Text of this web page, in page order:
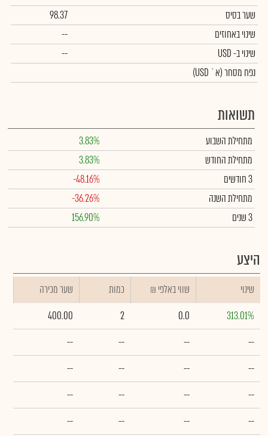
שער בסיס
98.37
שינוי באחוזים
--
שינויב- USD
--
נפח מסחר(א` USD)
תשואות
מתחילת השבוע
3.83%
מתחילת החודש
3.83%
3 חודשים
-48.16%
מתחילת השנה
-36.26%
3 שנים
156.90%
היצע
שינוי ₪ שווי באלפי כמות
שער מכירה
313.01%
0.0
2
400.00
--
--
--
--
--
--
--
--
--
--
--
--
--
--
--
--